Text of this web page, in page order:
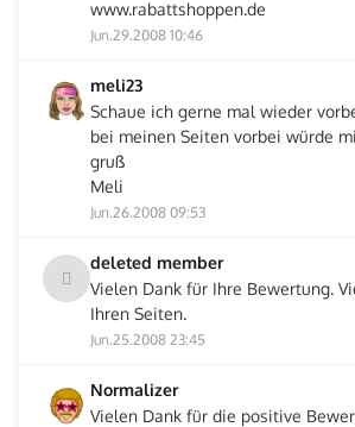
www.rabattshoppen.de
Jun.29.2008 10:46
meli23
Schaue ich gerne mal wieder
bei meinen Seiten vorbei würde
gruß
Meli
Jun.26.2008 09:53
deleted member
Vielen Dank für Ihre Bewertung.
Ihren Seiten.
Jun.25.2008 23:45
Normalizer
Vielen Dank für die positive